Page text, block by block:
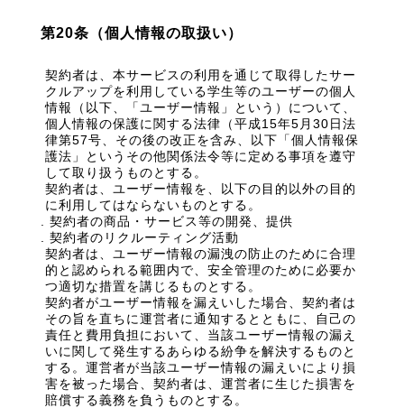
第20条（個人情報の取扱い）
契約者は、本サービスの利用を通じて取得したサー
クルアップを利用している学生等のユーザーの個人
情報（以下、「ユーザー情報」という）について、
個人情報の保護に関する法律（平成15年5月30日法
律第57号、その後の改正を含み、以下「個人情報保
護法」というその他関係法令等に定める事項を遵守
して取り扱うものとする。
契約者は、ユーザー情報を、以下の目的以外の目的
に利用してはならないものとする。
契約者の商品・サービス等の開発、提供
契約者のリクルーティング活動
契約者は、ユーザー情報の漏洩の防止のために合理
的と認められる範囲内で、安全管理のために必要か
つ適切な措置を講じるものとする。
契約者がユーザー情報を漏えいした場合、契約者は
その旨を直ちに運営者に通知するとともに、自己の
責任と費用負担において、当該ユーザー情報の漏え
いに関して発生するあらゆる紛争を解決するものと
する。運営者が当該ユーザー情報の漏えいにより損
害を被った場合、契約者は、運営者に生じた損害を
賠償する義務を負うものとする。